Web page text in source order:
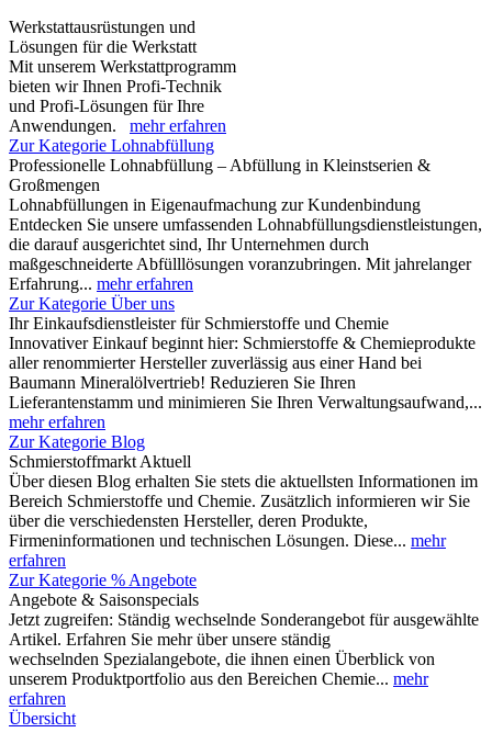
Werkstattausrüstungen und
Lösungen für die Werkstatt
Mit unserem Werkstattprogramm
bieten wir Ihnen Profi-Technik
und Profi-Lösungen für Ihre
Anwendungen. mehr erfahren
Zur Kategorie Lohnabfüllung
Professionelle Lohnabfüllung – Abfüllung in Kleinstserien &
Großmengen
Lohnabfüllungen in Eigenaufmachung zur Kundenbindung
Entdecken Sie unsere umfassenden Lohnabfüllungsdienstleistungen,
die darauf ausgerichtet sind, Ihr Unternehmen durch
maßgeschneiderte Abfülllösungen voranzubringen. Mit jahrelanger
Erfahrung... mehr erfahren
Zur Kategorie Über uns
Ihr Einkaufsdienstleister für Schmierstoffe und Chemie
Innovativer Einkauf beginnt hier: Schmierstoffe & Chemieprodukte
aller renommierter Hersteller zuverlässig aus einer Hand bei
Baumann Mineralölvertrieb! Reduzieren Sie Ihren
Lieferantenstamm und minimieren Sie Ihren Verwaltungsaufwand,...
mehr erfahren
Zur Kategorie Blog
Schmierstoffmarkt Aktuell
Über diesen Blog erhalten Sie stets die aktuellsten Informationen im
Bereich Schmierstoffe und Chemie. Zusätzlich informieren wir Sie
über die verschiedensten Hersteller, deren Produkte,
Firmeninformationen und technischen Lösungen. Diese... mehr
erfahren
Zur Kategorie % Angebote
Angebote & Saisonspecials
Jetzt zugreifen: Ständig wechselnde Sonderangebot für ausgewählte
Artikel. Erfahren Sie mehr über unsere ständig
wechselnden Spezialangebote, die ihnen einen Überblick von
unserem Produktportfolio aus den Bereichen Chemie... mehr
erfahren
Übersicht